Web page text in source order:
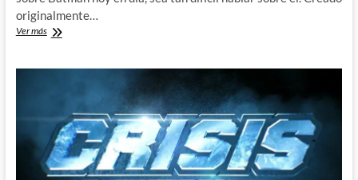
originalmente…
Ver másSobre